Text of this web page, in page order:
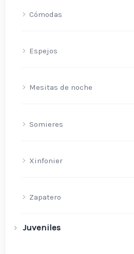
Cómodas
Espejos
Mesitas de noche
Somieres
Xinfonier
Zapatero
Juveniles